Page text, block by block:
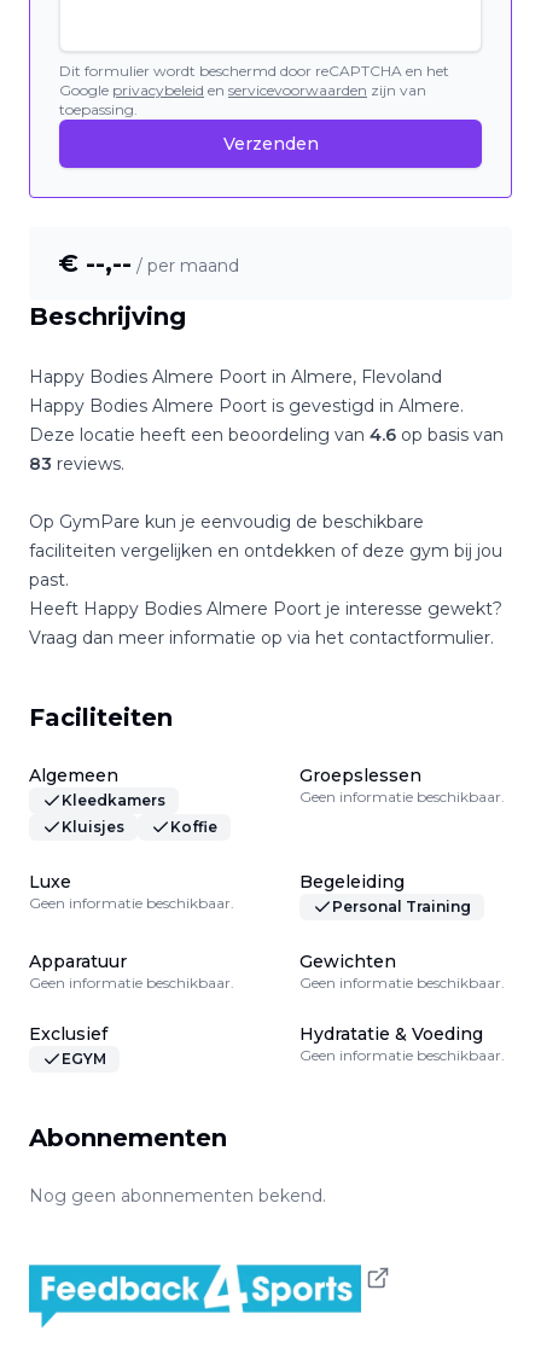
Beschrijving
Happy Bodies Almere Poort in Almere, Flevoland
Happy Bodies Almere Poort is gevestigd in Almere.
Deze locatie heeft een beoordeling van 4.6 op basis van
83 reviews.
Op GymPare kun je eenvoudig de beschikbare
faciliteiten vergelijken en ontdekken of deze gym bij jou
past.
Heeft Happy Bodies Almere Poort je interesse gewekt?
Vraag dan meer informatie op via het contactformulier.
Faciliteiten
Algemeen
Kleedkamers
Kluisjes
Koffie
Groepslessen
Geen informatie beschikbaar.
Luxe
Geen informatie beschikbaar.
Begeleiding
Personal Training
Apparatuur
Geen informatie beschikbaar.
Gewichten
Geen informatie beschikbaar.
Exclusief
EGYM
Hydratatie & Voeding
Geen informatie beschikbaar.
Abonnementen
Nog geen abonnementen bekend.
Dit formulier wordt beschermd door reCAPTCHA en het
Google privacybeleid en servicevoorwaarden zijn van
toepassing.
Verzenden
€ --,-- / per maand